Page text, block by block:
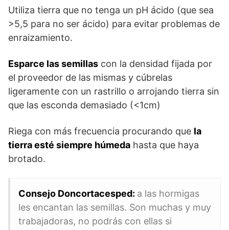
Utiliza tierra que no tenga un pH ácido (que sea
>5,5 para no ser ácido) para evitar problemas de
enraizamiento.
Esparce las semillas con la densidad fijada por
el proveedor de las mismas y cúbrelas
ligeramente con un rastrillo o arrojando tierra sin
que las esconda demasiado (<1cm)
Riega con más frecuencia procurando que la
tierra esté siempre húmeda hasta que haya
brotado.
Consejo Doncortacesped: a las hormigas
les encantan las semillas. Son muchas y muy
trabajadoras, no podrás con ellas si